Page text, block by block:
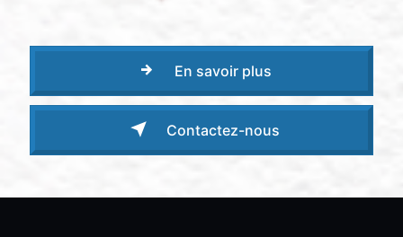
En savoir plus
Contactez-nous